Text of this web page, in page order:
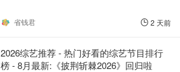
省钱君 2 天前
2026综艺推荐 - 热门好看的综艺节目排行
榜 - 8月最新:《​​披荆斩棘2026》回归啦